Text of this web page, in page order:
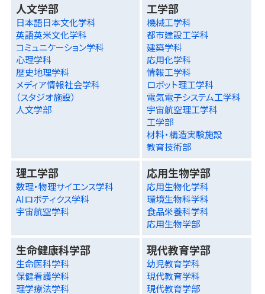
人文学部
日本語日本文化学科
英語英米文化学科
コミュニケーション学科
心理学科
歴史地理学科
メディア情報社会学科
（スタジオ施設）
人文学部
工学部
機械工学科
都市建設工学科
建築学科
応用化学科
情報工学科
ロボット理工学科
電気電子システム工学科
宇宙航空理工学科
工学部
材料・構造実験施設
教育技術部
理工学部
数理・物理サイエンス学科
AIロボティクス学科
宇宙航空学科
応用生物学部
応用生物化学科
環境生物科学科
食品栄養科学科
応用生物学部
生命健康科学部
生命医科学科
保健看護学科
理学療法学科
現代教育学部
幼児教育学科
現代教育学科
現代教育学部